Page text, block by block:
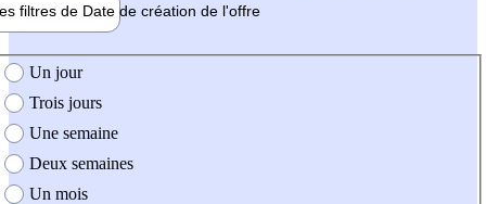
filtres de Date de création de l'offre
création de l'offre
Un jour
Trois jours
Une semaine
Deux semaines
Un mois